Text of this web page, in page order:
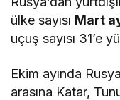
ülke sayısı Mart
uçuş sayısı 31’e
Ekim ayında
arasına Katar,